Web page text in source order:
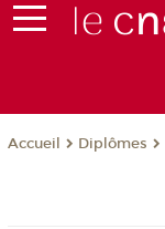
Accueil Diplômes